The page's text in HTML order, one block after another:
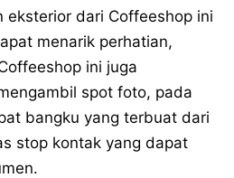
eksterior dari Coffeeshop ini
menarik perhatian,
ini juga
spot foto, pada
bangku yang terbuat dari
stop kontak yang dapat